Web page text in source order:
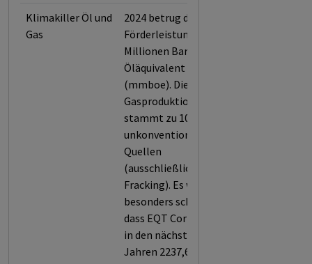
Klimakiller Öl und
Gas
2024 betrug die
Förderleistung 424,6
Millionen Barrel
Öläquivalent
(mmboe). Die Öl- und
Gasproduktion
stammt zu 100 % aus
unkonventionellen
Quellen
(ausschließlich
Fracking). Es wiegt
besonders schwer,
dass EQT Corporation
in den nächsten
Jahren 2237,6